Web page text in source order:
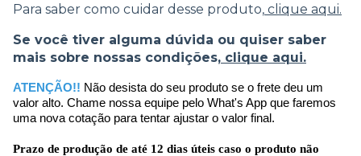
Para saber como cuidar desse produto, clique aqui.
Se você tiver alguma dúvida ou quiser saber
mais sobre nossas condições, clique aqui.
ATENÇÃO!! Não desista do seu produto se o frete deu um
valor alto. Chame nossa equipe pelo What's App que faremos
uma nova cotação para tentar ajustar o valor final.
Prazo de produção de até 12 dias úteis caso o produto não